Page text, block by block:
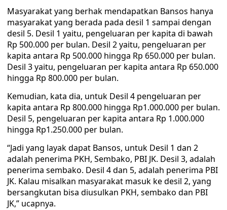
Masyarakat yang berhak mendapatkan Bansos hanya
masyarakat yang berada pada desil 1 sampai dengan
desil 5. Desil 1 yaitu, pengeluaran per kapita di bawah
Rp 500.000 per bulan. Desil 2 yaitu, pengeluaran per
kapita antara Rp 500.000 hingga Rp 650.000 per bulan.
Desil 3 yaitu, pengeluaran per kapita antara Rp 650.000
hingga Rp 800.000 per bulan.
Kemudian, kata dia, untuk Desil 4 pengeluaran per
kapita antara Rp 800.000 hingga Rp1.000.000 per bulan.
Desil 5, pengeluaran per kapita antara Rp 1.000.000
hingga Rp1.250.000 per bulan.
“Jadi yang layak dapat Bansos, untuk Desil 1 dan 2
adalah penerima PKH, Sembako, PBI JK. Desil 3, adalah
penerima sembako. Desil 4 dan 5, adalah penerima PBI
JK. Kalau misalkan masyarakat masuk ke desil 2, yang
bersangkutan bisa diusulkan PKH, sembako dan PBI
JK,” ucapnya.